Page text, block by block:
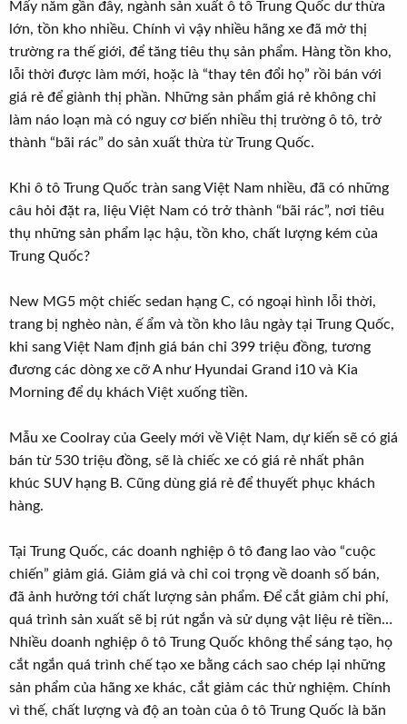
Mấy năm gần đây, ngành sản xuất ô tô Trung Quốc dư thừa
lớn, tồn kho nhiều. Chính vì vậy nhiều hãng xe đã mở thị
trường ra thế giới, để tăng tiêu thụ sản phẩm. Hàng tồn kho,
lỗi thời được làm mới, hoặc là “thay tên đổi họ” rồi bán với
giá rẻ để giành thị phần. Những sản phẩm giá rẻ không chỉ
làm náo loạn mà có nguy cơ biến nhiều thị trường ô tô, trở
thành “bãi rác” do sản xuất thừa từ Trung Quốc.
Khi ô tô Trung Quốc tràn sang Việt Nam nhiều, đã có những
câu hỏi đặt ra, liệu Việt Nam có trở thành “bãi rác”, nơi tiêu
thụ những sản phẩm lạc hậu, tồn kho, chất lượng kém của
Trung Quốc?
New MG5 một chiếc sedan hạng C, có ngoại hình lỗi thời,
trang bị nghèo nàn, ế ẩm và tồn kho lâu ngày tại Trung Quốc,
khi sang Việt Nam định giá bán chỉ 399 triệu đồng, tương
đương các dòng xe cỡ A như Hyundai Grand i10 và Kia
Morning để dụ khách Việt xuống tiền.
Mẫu xe Coolray của Geely mới về Việt Nam, dự kiến sẽ có giá
bán từ 530 triệu đồng, sẽ là chiếc xe có giá rẻ nhất phân
khúc SUV hạng B. Cũng dùng giá rẻ để thuyết phục khách
hàng.
Tại Trung Quốc, các doanh nghiệp ô tô đang lao vào “cuộc
chiến” giảm giá. Giảm giá và chỉ coi trọng về doanh số bán,
đã ảnh hưởng tới chất lượng sản phẩm. Để cắt giảm chi phí,
quá trình sản xuất sẽ bị rút ngắn và sử dụng vật liệu rẻ tiền…
Nhiều doanh nghiệp ô tô Trung Quốc không thể sáng tạo, họ
cắt ngắn quá trình chế tạo xe bằng cách sao chép lại những
sản phẩm của hãng xe khác, cắt giảm các thử nghiệm. Chính
vì thế, chất lượng và độ an toàn của ô tô Trung Quốc là băn